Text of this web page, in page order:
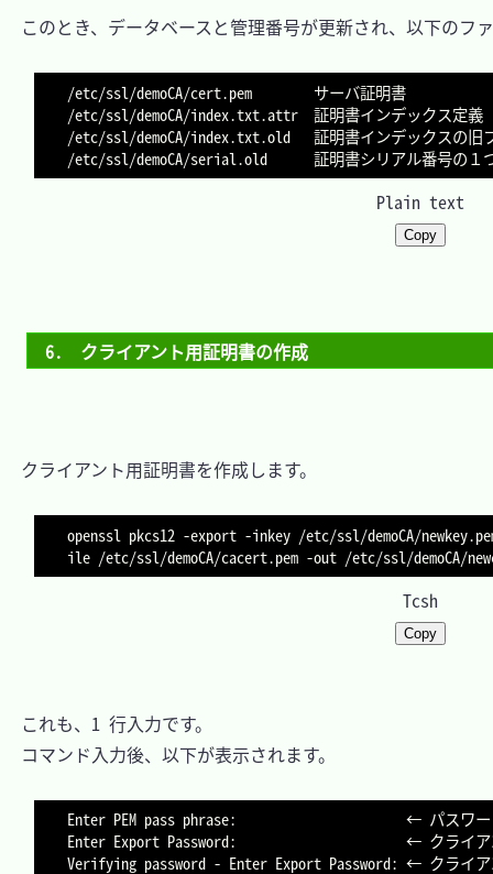
このとき、データベースと管理番号が更新され、以下のフ
/etc/ssl/demoCA/cert.pem		サーバ証明書
/etc/ssl/demoCA/index.txt.attr	証明書インデックス定義
/etc/ssl/demoCA/index.txt.old	証明書インデックスの旧ファイル
Plain text
Copy
6.　クライアント用証明書の作成
クライアント用証明書を作成します。
openssl pkcs12 -export -inkey /etc/ssl/demoCA/
ile /etc/ssl/demoCA/cacert.pem -out
Tcsh
Copy
これも、1 行入力です。
コマンド入力後、以下が表示されます。
Enter PEM pass phrase: 						← パスワードを入力
Enter Export Password: 						← クライアント証明書用パスワードを入力